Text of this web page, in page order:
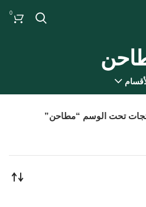
0
تحت الوسم “مطاحن”